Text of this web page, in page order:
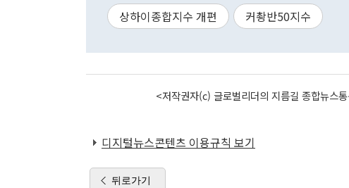
상하이종합지수 개편 커촹반50지수
<저작권자(c) 글로벌리더의 지름길 종합뉴
디지털뉴스콘텐츠 이용규칙 보기
뒤로가기